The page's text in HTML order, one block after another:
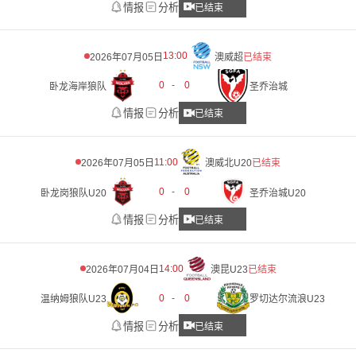
情报 分析 已结束
2026年07月05日 13:00 澳威超已结束
卧龙海岸狼队 0 - 0 圣乔治城
情报 分析 已结束
2026年07月05日 11:00 澳威北U20已结束
卧龙岗狼队U20 0 - 0 圣乔治城U20
情报 分析 已结束
2026年07月04日 14:00 澳昆U23已结束
温纳姆狼队U23 0 - 0 罗切达尔流浪U23
情报 分析 已结束